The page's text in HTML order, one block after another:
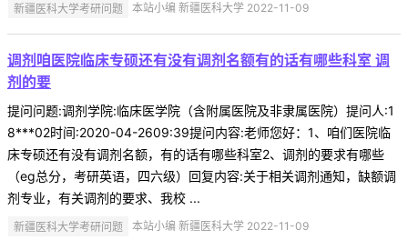
新疆医科大学考研问题 本站小编 新疆医科大学 2022-11-09
调剂咱医院临床专硕还有没有调剂名额有的话有哪些科室 调
剂的要
提问问题:调剂学院:临床医学院（含附属医院及非隶属医院）提问人:1
8***02时间:2020-04-2609:39提问内容:老师您好：1、咱们医院临
床专硕还有没有调剂名额，有的话有哪些科室2、调剂的要求有哪些
（eg总分，考研英语，四六级）回复内容:关于相关调剂通知，缺额调
剂专业，有关调剂的要求、我校 ...
新疆医科大学考研问题 本站小编 新疆医科大学 2022-11-09